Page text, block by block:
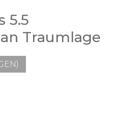
5.5
Traumlage